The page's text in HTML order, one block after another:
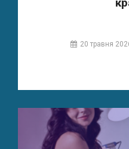
20 травня